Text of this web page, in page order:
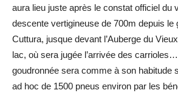
aura lieu juste après le constat officiel du
descente vertigineuse de 700m depuis le
Cuttura, jusque devant l’Auberge du
lac, où sera jugée l’arrivée des
goudronnée sera comme à son habitude
ad hoc de 1500 pneus environ par les